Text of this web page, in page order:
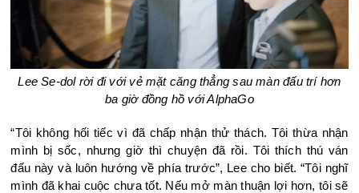
Lee Se-dol rời đi với vẻ mặt căng thẳng sau màn đấu trí hơn
ba giờ đồng hồ với AlphaGo
“Tôi không hối tiếc vì đã chấp nhận thử thách. Tôi thừa nhận
mình bị sốc, nhưng giờ thì chuyện đã rồi. Tôi thích thú ván
đấu này và luôn hướng về phía trước”, Lee cho biết. “Tôi nghĩ
mình đã khai cuộc chưa tốt. Nếu mở màn thuận lợi hơn, tôi sẽ